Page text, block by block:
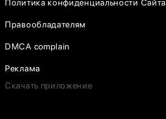
Политика конфиденциальности Сайта
Правообладателям
DMCA complain
Реклама
Скачать приложение